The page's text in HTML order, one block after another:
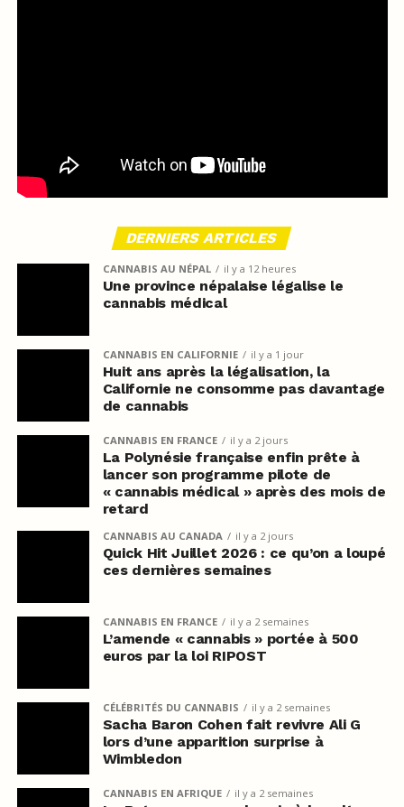
DERNIERS ARTICLES
CANNABIS AU NÉPAL il y a 12 heures
Une province népalaise légalise le
cannabis médical
CANNABIS EN CALIFORNIE il y a 1 jour
Huit ans après la légalisation, la
Californie ne consomme pas davantage
de cannabis
CANNABIS EN FRANCE il y a 2 jours
La Polynésie française enfin prête à
lancer son programme pilote de
« cannabis médical » après des mois de
retard
CANNABIS AU CANADA il y a 2 jours
Quick Hit Juillet 2026 : ce qu’on a loupé
ces dernières semaines
CANNABIS EN FRANCE il y a 2 semaines
L’amende « cannabis » portée à 500
euros par la loi RIPOST
CÉLÉBRITÉS DU CANNABIS il y a 2 semaines
Sacha Baron Cohen fait revivre Ali G
lors d’une apparition surprise à
Wimbledon
CANNABIS EN AFRIQUE il y a 2 semaines